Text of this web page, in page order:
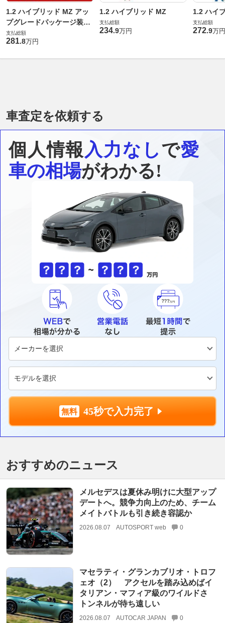
1.2 ハイブリッド MZ アッ
プグレードパッケージ装着
車
支払総額
281.8万円
1.2 ハイブリッド MZ
支払総額
234.9万円
1.2 ハイ
支払総額
272.9万円
車査定を依頼する
個人情報入力なしで愛
車の相場がわかる!
45秒で入力完了
おすすめのニュース
メルセデスは夏休み明けに大型アップ
デートへ。競争力向上のため、チーム
メイトバトルも引き続き容認か
2026.08.07 AUTOSPORT web 0
マセラティ・グランカブリオ・トロフ
ェオ（2） アクセルを踏み込めばイ
タリアン・マフィア級のワイルドさ
トンネルが待ち遠しい
2026.08.07 AUTOCAR JAPAN 0